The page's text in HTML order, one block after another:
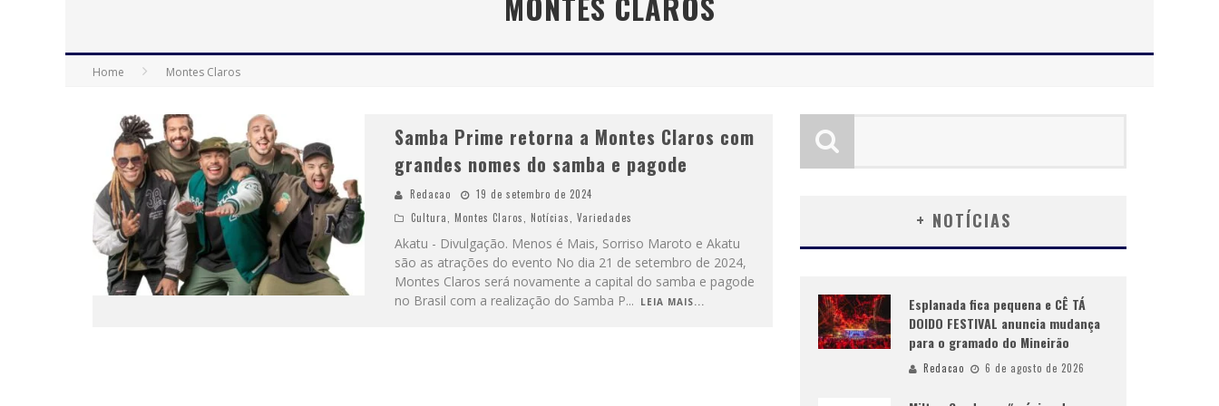
I
NSTITUTO CERVANTES APRESENTA RECITAL DO ALAUDISTA MEXICANO FRANCISCO GIL NA SÉRIE SEGUNDA MUSICAL
E
SPLANADA FICA PEQUENA E CÊ TÁ DOIDO FESTIVAL ANUNCIA MUDANÇA PARA O GRAMADO DO MINEIRÃO
Home Montes Claros
Samba Prime retorna a Montes Claros com
grandes nomes do samba e pagode
Redacao
19 de setembro de 2024
Cultura
Montes Claros Notícias Variedades
Akatu - Divulgação. Menos é Mais, Sorriso Maroto e Akatu
são as atrações do evento No dia 21 de setembro de 2024,
Montes Claros será novamente a capital do samba e pagode
no Brasil com a realização do Samba P... LEIA MAIS...
+ NOTÍCIAS
Esplanada fica pequena e CÊ TÁ
DOIDO FESTIVAL anuncia mudança
para o gramado do Mineirão
Redacao 6 de agosto de 2026